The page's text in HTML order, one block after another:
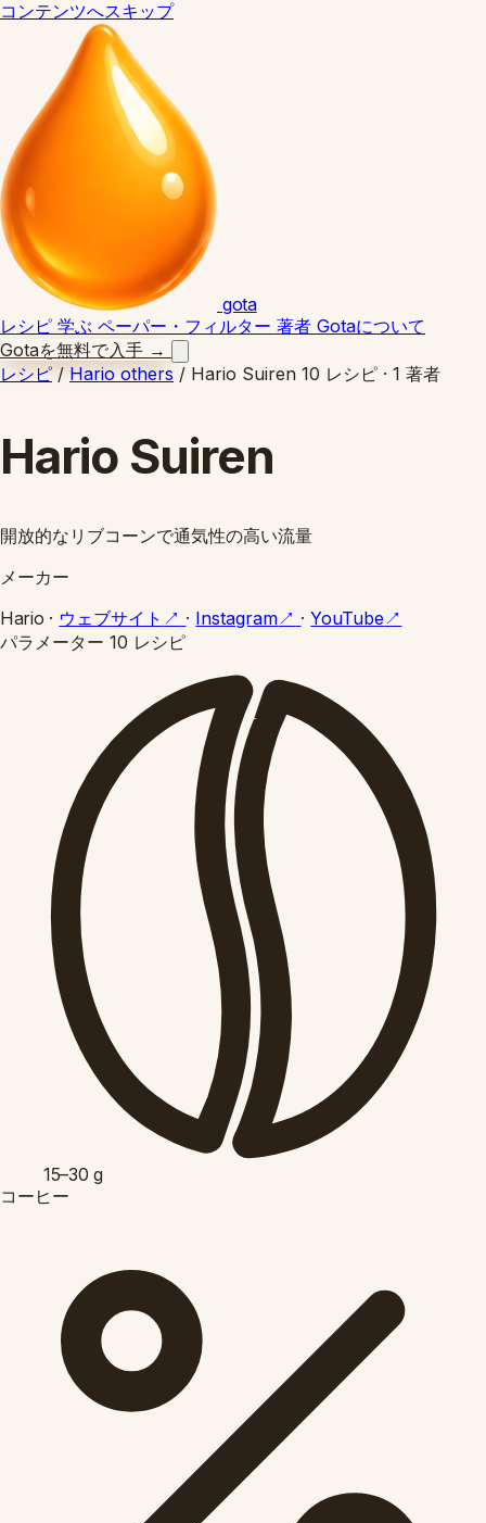
コンテンツへスキップ
gota
レシピ 学ぶ ペーパー・フィルター 著者 Gotaについて
Gotaを無料で入手 →
レシピ / Hario others / Hario Suiren 10 レシピ · 1 著者
Hario Suiren
開放的なリブコーンで通気性の高い流量
メーカー
Hario · ウェブサイト ↗ · Instagram↗ · YouTube↗
パラメーター 10 レシピ
15–30 g
コーヒー